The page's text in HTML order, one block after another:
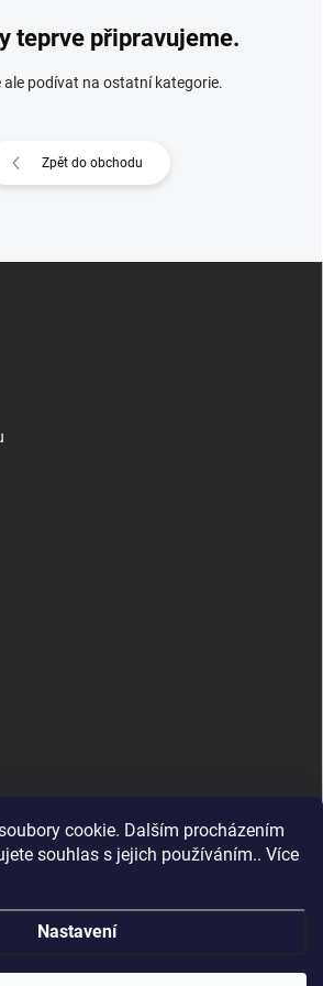
cookie. Dalším procházením
souhlas s jejich používáním.. Více
Nastavení
teprve připravujeme.
ale podívat na ostatní kategorie.
Zpět do obchodu